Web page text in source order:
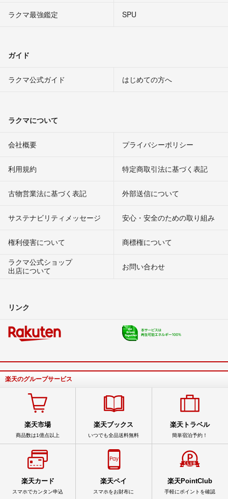
ラクマ最強鑑定
SPU
ガイド
ラクマ公式ガイド はじめての方へ
ラクマについて
会社概要 プライバシーポリシー
利用規約 特定商取引法に基づく表記
古物営業法に基づく表記 外部送信について
サステナビリティメッセージ 安心・安全のための取り組み
権利侵害について
商標権について
ラクマ公式ショップ
出店について
お問い合わせ
リンク
楽天のグループサービス
楽天市場
商品数は1億点以上
楽天ブックス
いつでも全品送料無料
楽天トラベル
簡単宿泊予約！
楽天カード
スマホでカンタン申込
楽天ペイ
スマホをお財布に
楽天PointClub
手軽にポイントを確認